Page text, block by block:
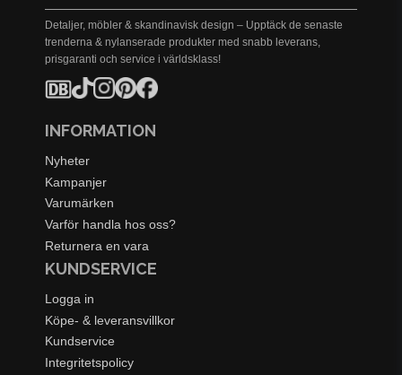
Detaljer, möbler & skandinavisk design – Upptäck de senaste
trenderna & nylanserade produkter med snabb leverans,
prisgaranti och service i världsklass!
INFORMATION
Nyheter
Kampanjer
Varumärken
Varför handla hos oss?
Returnera en vara
KUNDSERVICE
Logga in
Köpe- & leveransvillkor
Kundservice
Integritetspolicy